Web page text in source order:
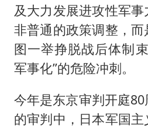
及大力发展进攻性军
非普通的政策调整，
图一举挣脱战后体制
军事化”的危险冲刺。
今年是东京审判开庭
的审判中，日本军国